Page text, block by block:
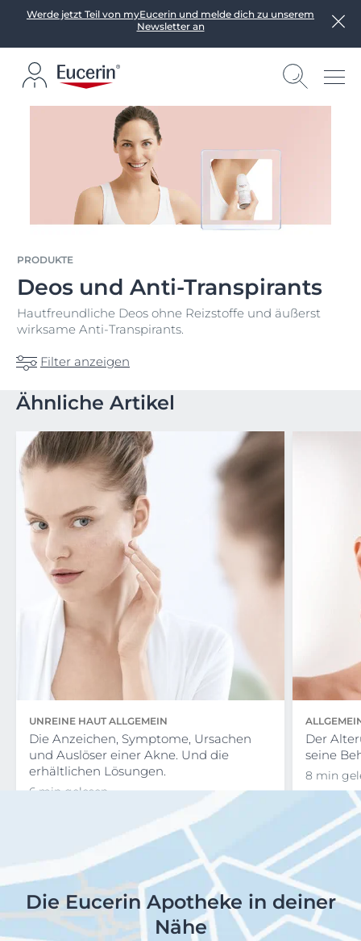
Werde jetzt Teil von myEucerin und melde dich zu unserem
Newsletter an
PRODUKTE
Deos und Anti-Transpirants
Hautfreundliche Deos ohne Reizstoffe und äußerst
wirksame Anti-Transpirants.
Filter anzeigen
Ähnliche Artikel
UNREINE HAUT ALLGEMEIN
Die Anzeichen, Symptome, Ursachen
und Auslöser einer Akne. Und die
erhältlichen Lösungen.
6 min gelesen
Der
seine
8 min
Die Eucerin Apotheke in deiner
Nähe